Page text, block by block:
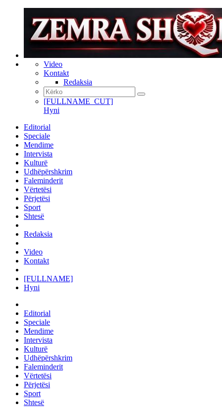
Video
Kontakt
Redaksia
[FULLNAME_CUT]
Hyni
Editorial
Speciale
Mendime
Intervista
Kulturë
Udhëpërshkrim
Faleminderit
Vërtetësi
Përjetësi
Sport
Shtesë
Redaksia
Video
Kontakt
[FULLNAME]
Hyni
Editorial
Speciale
Mendime
Intervista
Kulturë
Udhëpërshkrim
Faleminderit
Vërtetësi
Përjetësi
Sport
Shtesë